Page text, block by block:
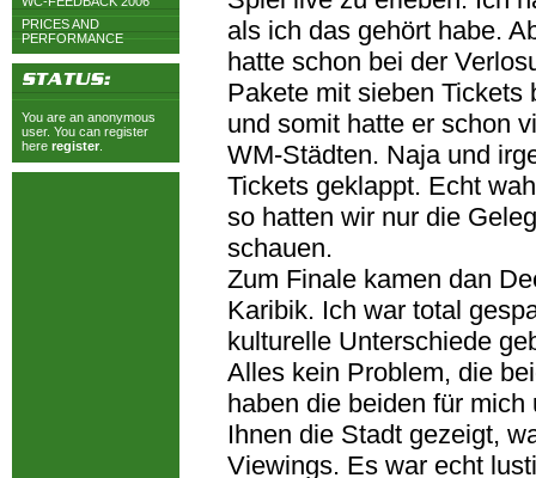
PRICES AND
PERFORMANCE
You are an anonymous
user. You can register
here register
als ich das gehört habe.
hatte schon bei der
Pakete mit sieben Tickets
und somit hatte er schon
WM-Städten. Naja und
Tickets geklappt. Echt
so hatten wir nur die
schauen.
Zum Finale kamen dan
Karibik. Ich war total
kulturelle Unterschiede
Alles kein Problem, die
haben die beiden für
Ihnen die Stadt gezeigt,
Viewings. Es war echt